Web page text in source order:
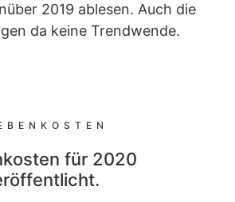
2019 ablesen. Auch die
da keine Trendwende.
für 2020